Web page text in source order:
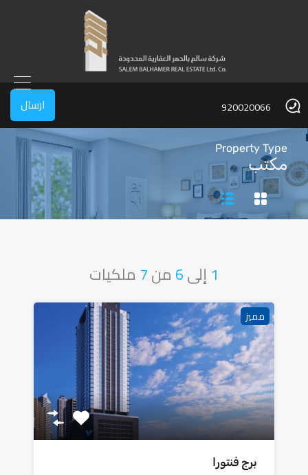
920020066 ارسال
Property Type
مكتب
1إلى6من7 ملكيات
مميز
برج فنتورا